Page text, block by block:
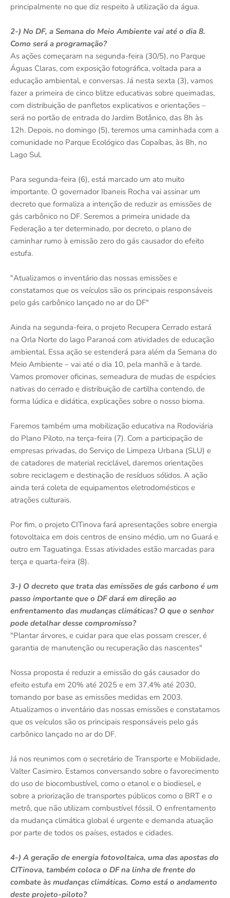
principalmente no que diz respeito à utilização da água.
2-) No DF, a Semana do Meio Ambiente vai até o dia 8.
Como será a programação?
As ações começaram na segunda-feira (30/5), no Parque
Águas Claras, com exposição fotográfica, voltada para a
educação ambiental, e conversas. Já nesta sexta (3), vamos
fazer a primeira de cinco blitze educativas sobre queimadas,
com distribuição de panfletos explicativos e orientações –
será no portão de entrada do Jardim Botânico, das 8h às
12h. Depois, no domingo (5), teremos uma caminhada com a
comunidade no Parque Ecológico das Copaíbas, às 8h, no
Lago Sul.
Para segunda-feira (6), está marcado um ato muito
importante. O governador Ibaneis Rocha vai assinar um
decreto que formaliza a intenção de reduzir as emissões de
gás carbônico no DF. Seremos a primeira unidade da
Federação a ter determinado, por decreto, o plano de
caminhar rumo à emissão zero do gás causador do efeito
estufa.
"Atualizamos o inventário das nossas emissões e
constatamos que os veículos são os principais responsáveis
pelo gás carbônico lançado no ar do DF"
Ainda na segunda-feira, o projeto Recupera Cerrado estará
na Orla Norte do lago Paranoá com atividades de educação
ambiental. Essa ação se estenderá para além da Semana do
Meio Ambiente – vai até o dia 10, pela manhã e à tarde.
Vamos promover oficinas, semeadura de mudas de espécies
nativas do cerrado e distribuição de cartilha contendo, de
forma lúdica e didática, explicações sobre o nosso bioma.
Faremos também uma mobilização educativa na Rodoviária
do Plano Piloto, na terça-feira (7). Com a participação de
empresas privadas, do Serviço de Limpeza Urbana (SLU) e
de catadores de material reciclável, daremos orientações
sobre reciclagem e destinação de resíduos sólidos. A ação
ainda terá coleta de equipamentos eletrodomésticos e
atrações culturais.
Por fim, o projeto CITinova fará apresentações sobre energia
fotovoltaica em dois centros de ensino médio, um no Guará e
outro em Taguatinga. Essas atividades estão marcadas para
terça e quarta-feira (8).
3-) O decreto que trata das emissões de gás carbono é um
passo importante que o DF dará em direção ao
enfrentamento das mudanças climáticas? O que o senhor
pode detalhar desse compromisso?
"Plantar árvores, e cuidar para que elas possam crescer, é
garantia de manutenção ou recuperação das nascentes"
Nossa proposta é reduzir a emissão do gás causador do
efeito estufa em 20% até 2025 e em 37,4% até 2030,
tomando por base as emissões medidas em 2003.
Atualizamos o inventário das nossas emissões e constatamos
que os veículos são os principais responsáveis pelo gás
carbônico lançado no ar do DF.
Já nos reunimos com o secretário de Transporte e Mobilidade,
Valter Casimiro. Estamos conversando sobre o favorecimento
do uso de biocombustível, como o etanol e o biodiesel, e
sobre a priorização de transportes públicos como o BRT e o
metrô, que não utilizam combustível fóssil. O enfrentamento
da mudança climática global é urgente e demanda atuação
por parte de todos os países, estados e cidades.
4-) A geração de energia fotovoltaica, uma das apostas do
CITinova, também coloca o DF na linha de frente do
combate às mudanças climáticas. Como está o andamento
deste projeto-piloto?